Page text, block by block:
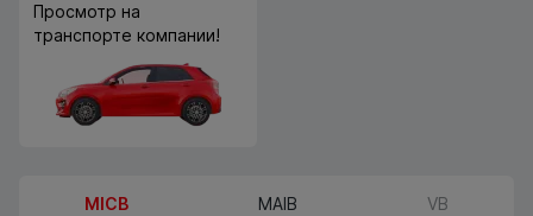
Просмотр на
транспорте компании!
MICB MAIB VB